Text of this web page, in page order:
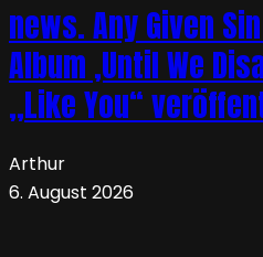
news. Any Given
Album ‚Until We
„Like You“
Arthur
6. August 2026